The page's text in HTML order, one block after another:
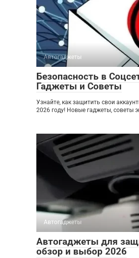
Автогаджеты
Безопасность в
Гаджеты и Советы
Узнайте, как защитить свои
2026 году! Новые гаджеты, советы
Автогаджеты
Автогаджеты для
обзор и выбор 2026